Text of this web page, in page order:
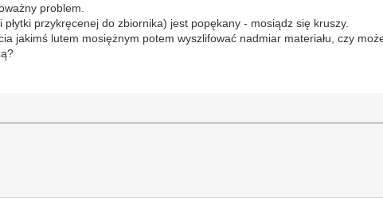
problem.
przykręcenej do zbiornika) jest popękany - mosiądz się kruszy.
jakimś lutem mosiężnym potem wyszlifować nadmiar materiału, czy